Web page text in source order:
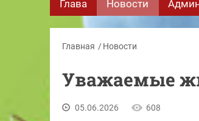
Глава Новости
Главная Новости
Уважаемые
05.06.2026 608